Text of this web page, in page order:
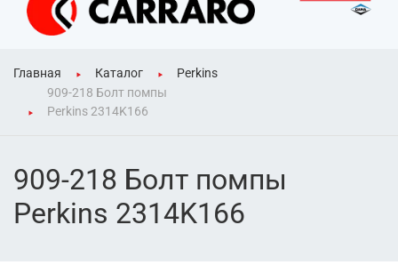
Главная Каталог
Perkins
909-218 Болт помпы
Perkins 2314K166
909-218 Болт помпы
Perkins 2314K166